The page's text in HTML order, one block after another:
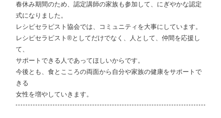
春休み期間のため、認定講師の家族も参加して、にぎやかな認定
式になりました。
レシピセラピスト協会では、コミュニティを大事にしています。
レシピセラピスト®としてだけでなく、人として、仲間を応援し
て、
サポートできる人であってほしいからです。
今後とも、食とこころの両面から自分や家族の健康をサポートで
きる
女性を増やしていきます。